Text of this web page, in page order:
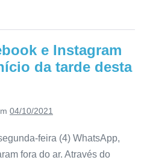
e Instagram
da tarde desta
04/10/2021
feira (4) WhatsApp,
fora do ar. Através do